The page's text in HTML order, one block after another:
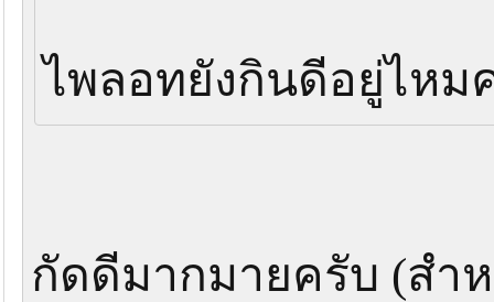
ไพลอทยังกินดีอยู่ไหม
กัดดีมากมายครับ (สำ